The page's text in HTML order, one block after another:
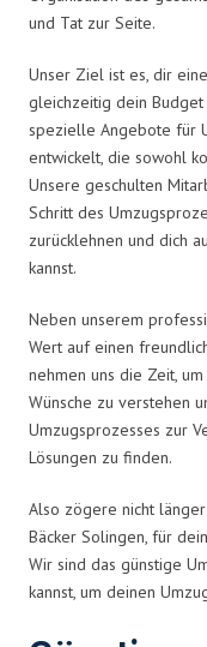
und Tat zur Seite.
Unser Ziel ist es, dir
gleichzeitig dein Budget
spezielle Angebote für
entwickelt, die sowohl
Unsere geschulten
Schritt des
zurücklehnen und dich
kannst.
Neben unserem
Wert auf einen
nehmen uns die Zeit,
Wünsche zu verstehen
Umzugsprozesses zur
Lösungen zu finden.
Also zögere nicht
Bäcker Solingen, für
Wir sind das günstige
kannst, um deinen